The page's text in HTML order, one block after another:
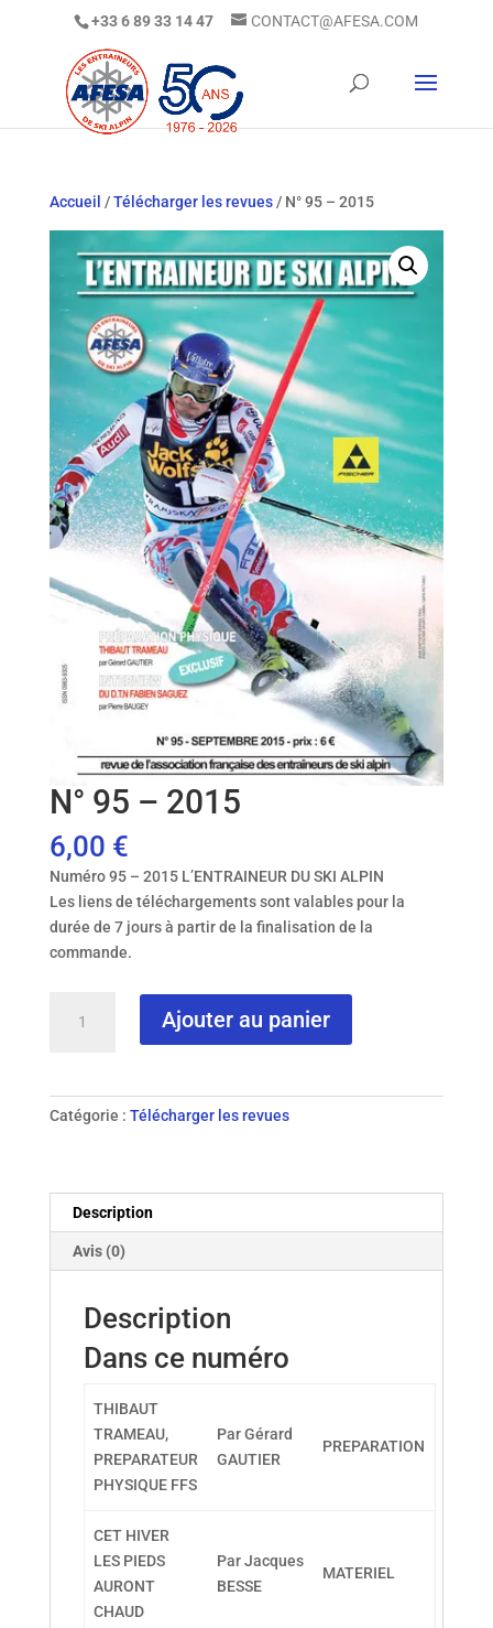
+33 6 89 33 14 47 CONTACT@AFESA.COM
Accueil /Télécharger les revues/ N° 95 – 2015
N° 95 – 2015
6,00 €
Numéro 95 – 2015 L’ENTRAINEUR DU SKI ALPIN
Les liens de téléchargements sont valables pour la
durée de 7 jours à partir de la finalisation de la
commande.
Ajouter au panier
Catégorie : Télécharger les revues
Description
Avis (0)
Description
Dans ce numéro
THIBAUT
TRAMEAU,
PREPARATEUR
PHYSIQUE FFS
Par Gérard
GAUTIER
PREPARATION
CET HIVER
LES PIEDS
AURONT
CHAUD
Par Jacques
BESSE
MATERIEL